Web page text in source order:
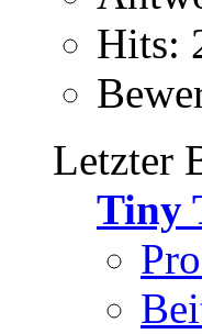
Hits:
Letzter
Tiny